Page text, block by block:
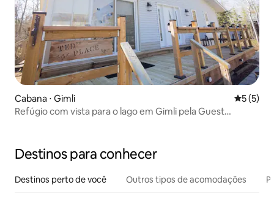
Cabana ⋅ Gimli 5 de
5 (5)
Refúgio com vista para o lago em Gimli pela Guest
Destinos para conhecer
Destinos perto de você Outros tipos de acomodações